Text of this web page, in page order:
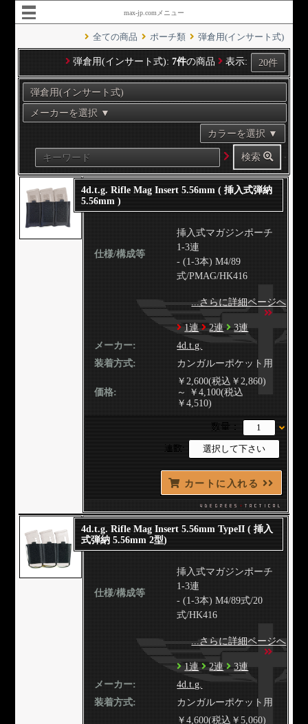
max-jp.comメニュー
全ての商品 ポーチ類 弾倉用(インサート式)
弾倉用(インサート式):7件の商品 表示:
検索
4d.t.g. Rifle Mag Insert 5.56mm ( 挿入式弾納
5.56mm )
仕様/構成等
挿入式マガジンポーチ
1-3連
- (1-3本) M4/89
式/PMAG/HK416
...さらに詳細ページへ
1連 2連
3連
メーカー:
4d.t.g.
装着方式:
カンガルーポケット用
価格:
￥2,600(税込￥2,860)
～ ￥4,100(税込
￥4,510)
数量：
連数:
カートに入れる
4d.t.g. Rifle Mag Insert 5.56mm TypeII ( 挿入
式弾納 5.56mm 2型)
仕様/構成等
挿入式マガジンポーチ
1-3連
- (1-3本) M4/89式/20
式/HK416
...さらに詳細ページへ
1連 2連
3連
メーカー:
4d.t.g.
装着方式:
カンガルーポケット用
￥4,600(税込￥5,060)